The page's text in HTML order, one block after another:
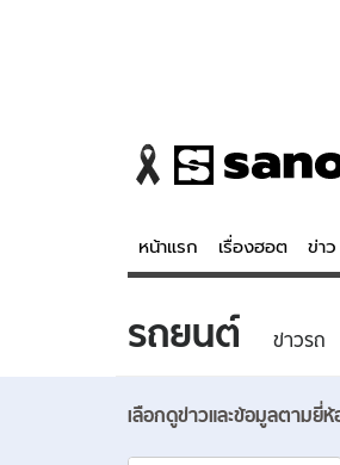
หน้าแรก เรื่องฮอต ข่าว
ข่าว
ข่าว
ข่าวบันเทิง
รถยนต์ ข่าวรถ
เลือกดูข่าวและข้อมูลตามยี่ห้